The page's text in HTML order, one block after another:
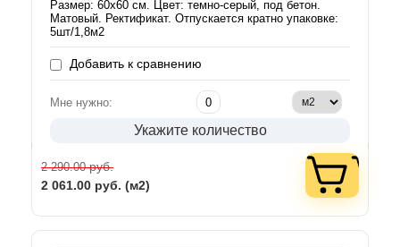
Размер: 60х60 см. Цвет: темно-серый, под бетон.
Матовый. Ректификат. Отпускается кратно упаковке:
5шт/1,8м2
Добавить к сравнению
Мне нужно:
Укажите количество
2 290.00руб.
2 061.00 руб. (м2)